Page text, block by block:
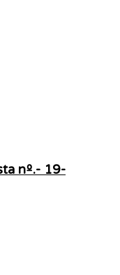
nº.- 19-